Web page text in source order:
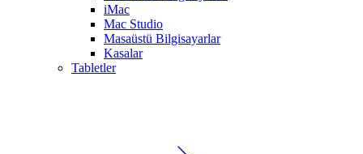
iMac
Mac Studio
Masaüstü Bilgisayarlar
Kasalar
Tabletler